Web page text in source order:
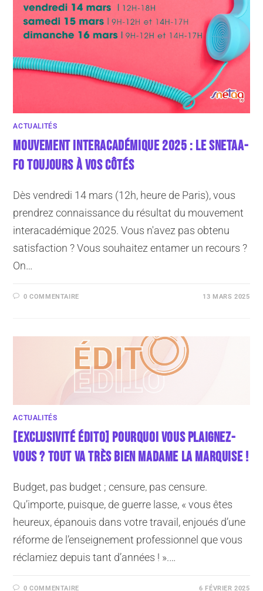
ACTUALITÉS
MOUVEMENT INTERACADÉMIQUE 2025 : LE SNETAA-
FO TOUJOURS À VOS CÔTÉS
Dès vendredi 14 mars (12h, heure de Paris), vous
prendrez connaissance du résultat du mouvement
interacadémique 2025. Vous n'avez pas obtenu
satisfaction ? Vous souhaitez entamer un recours ?
On…
0 COMMENTAIRE 13 MARS 2025
ACTUALITÉS
[EXCLUSIVITÉ ÉDITO] POURQUOI VOUS PLAIGNEZ-
VOUS ? TOUT VA TRÈS BIEN MADAME LA MARQUISE !
Budget, pas budget ; censure, pas censure.
Qu’importe, puisque, de guerre lasse, « vous êtes
heureux, épanouis dans votre travail, enjoués d’une
réforme de l’enseignement professionnel que vous
réclamiez depuis tant d’années ! ».…
0 COMMENTAIRE 6 FÉVRIER 2025